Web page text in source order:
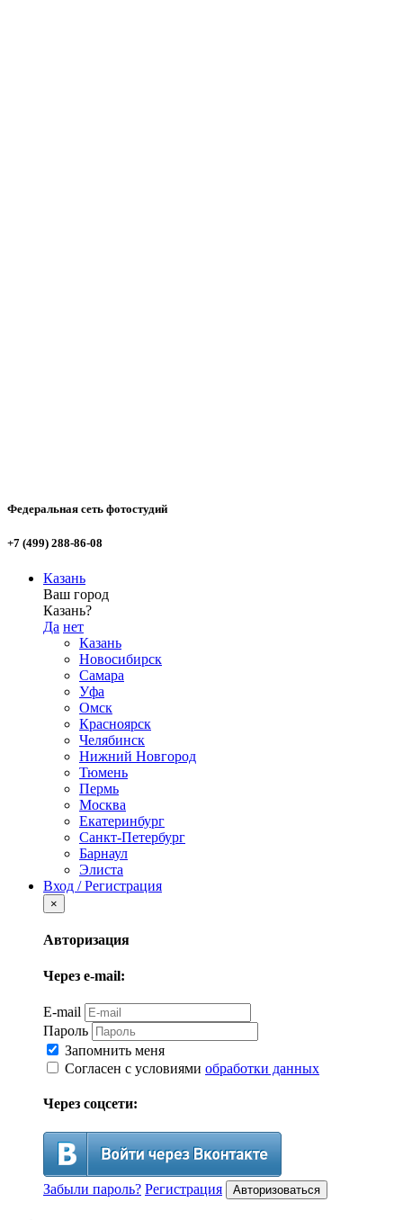
Федеральная сеть фотостудий
+7 (499) 288-86-08
Казань
Ваш город
Казань?
Да нет
Казань
Новосибирск
Самара
Уфа
Омск
Красноярск
Челябинск
Нижний Новгород
Тюмень
Пермь
Москва
Екатеринбург
Санкт-Петербург
Барнаул
Элиста
Вход / Регистрация
×
Авторизация
Через e-mail:
E-mail
Пароль
Запомнить меня
Согласен с условиями обработки данных
Через соцсети:
Забыли пароль? Регистрация Авторизоваться